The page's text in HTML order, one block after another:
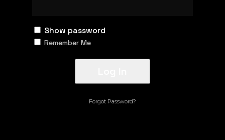
Show password
Remember Me
Forgot Password?